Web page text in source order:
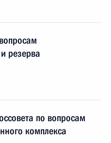
резерва
по вопросам
комплекса